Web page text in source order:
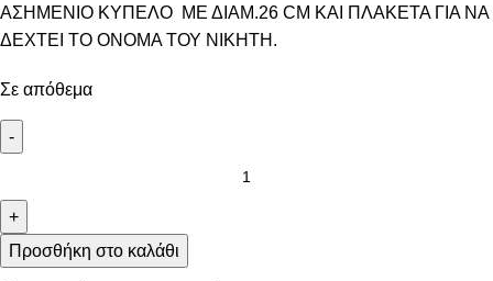
ΑΣΗΜΕΝΙΟ ΚΥΠΕΛΟ ΜΕ ΔΙΑΜ.26 CM ΚΑΙ ΠΛΑΚΕΤΑ ΓΙΑ ΝΑ
ΔΕΧΤΕΙ ΤΟ ΟΝΟΜΑ ΤΟΥ ΝΙΚΗΤΗ.
Σε απόθεμα
Προσθήκη στο καλάθι